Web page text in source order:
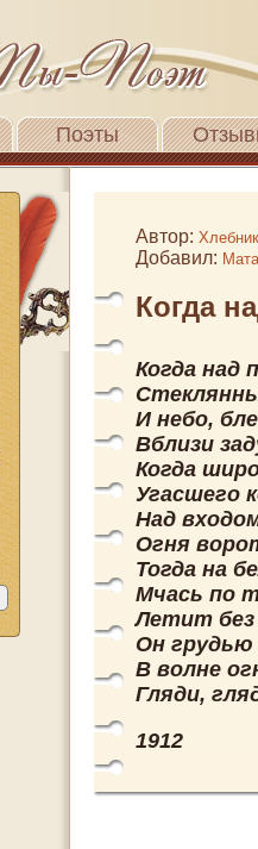
Поэты
Автор:
Добавил:
Когда
Когда над
И небо,
Вблизи
Когда
Угасшего
Над
Огня
Тогда на
Мчась по
Летит
Он грудью
В волне
Гляди,
1912